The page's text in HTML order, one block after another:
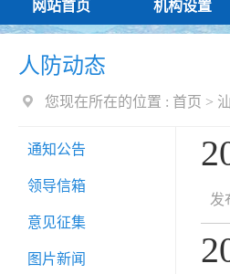
网站首页 机构设置
人防动态
您现在所在的位置 : 首页 >
通知公告
领导信箱
意见征集
图片新闻
发